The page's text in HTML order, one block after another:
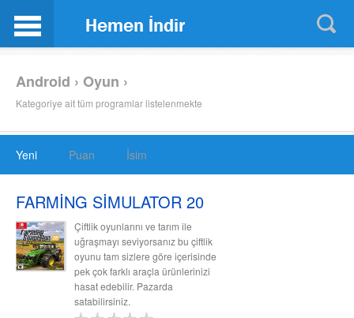
Android › Oyun ›
Kategoriye ait tüm programlar listelenmekte
Yeni Puan İsim
FARMİNG SİMULATOR 20
Çiftlik oyunlarını ve tarım ile
uğraşmayı seviyorsanız bu çiftlik
oyunu tam sizlere göre içerisinde
pek çok farklı araçla ürünlerinizi
hasat edebilir. Pazarda
satabilirsiniz.